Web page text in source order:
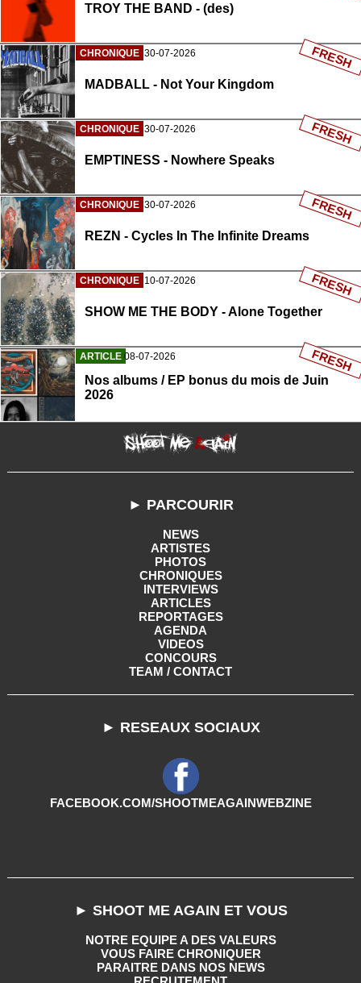
TROY THE BAND - (des)
CHRONIQUE 30-07-2026
MADBALL - Not Your Kingdom
FRESH
CHRONIQUE 30-07-2026
EMPTINESS - Nowhere Speaks
FRESH
CHRONIQUE 30-07-2026
REZN - Cycles In The Infinite Dreams
FRESH
CHRONIQUE 10-07-2026
SHOW ME THE BODY - Alone Together
FRESH
ARTICLE 08-07-2026
Nos albums / EP bonus du mois de Juin
2026
FRESH
► PARCOURIR
NEWS
ARTISTES
PHOTOS
CHRONIQUES
INTERVIEWS
ARTICLES
REPORTAGES
AGENDA
VIDEOS
CONCOURS
TEAM / CONTACT
► RESEAUX SOCIAUX
FACEBOOK.COM/SHOOTMEAGAINWEBZINE
► SHOOT ME AGAIN ET VOUS
NOTRE EQUIPE A DES VALEURS
VOUS FAIRE CHRONIQUER
PARAITRE DANS NOS NEWS